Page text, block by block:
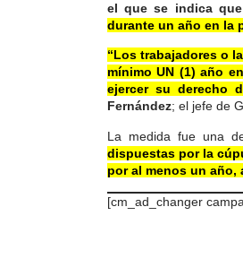
el que se indica
durante un año en la
“Los trabajadores o
mínimo UN (1) año
ejercer su derecho
Fernández; el jefe de
La medida fue una
dispuestas por la
por al menos un año,
[cm_ad_changer